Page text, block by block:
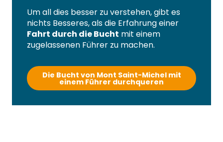
Um all dies besser zu verstehen, gibt es
nichts Besseres, als die Erfahrung einer
Fahrt durch die Bucht mit einem
zugelassenen Führer zu machen.
Die Bucht von Mont Saint-Michel mit
einem Führer durchqueren